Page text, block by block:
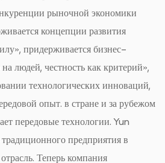
рыночной экономики
концепции развития
придерживается бизнес-
людей, честность как критерий»,
технологических инноваций,
опыт. в стране и за рубежом
передовые технологии. Yun
предприятия в
Теперь компания